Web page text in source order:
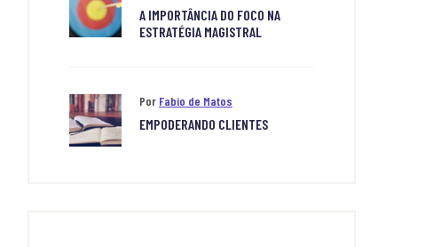
A IMPORTÂNCIA DO FOCO NA
ESTRATÉGIA MAGISTRAL
Por Fabio de Matos
EMPODERANDO CLIENTES